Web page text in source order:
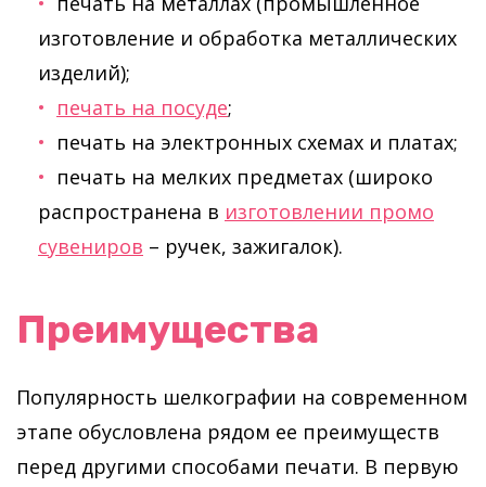
изготовление и обработка металлических
изделий);
печать на посуде;
печать на электронных схемах и платах;
печать на мелких предметах (широко
распространена в изготовлении промо
сувениров – ручек, зажигалок).
Преимущества
Популярность шелкографии на современном
этапе обусловлена рядом ее преимуществ
перед другими способами печати. В первую